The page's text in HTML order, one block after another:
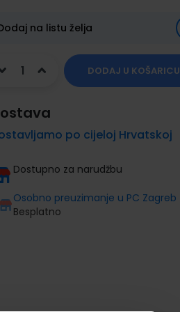
na listu želja
DODAJ U KOŠARICU
po cijeloj Hrvatskoj
Dostupno za narudžbu
Osobno preuzimanje u PC Zagreb
Besplatno